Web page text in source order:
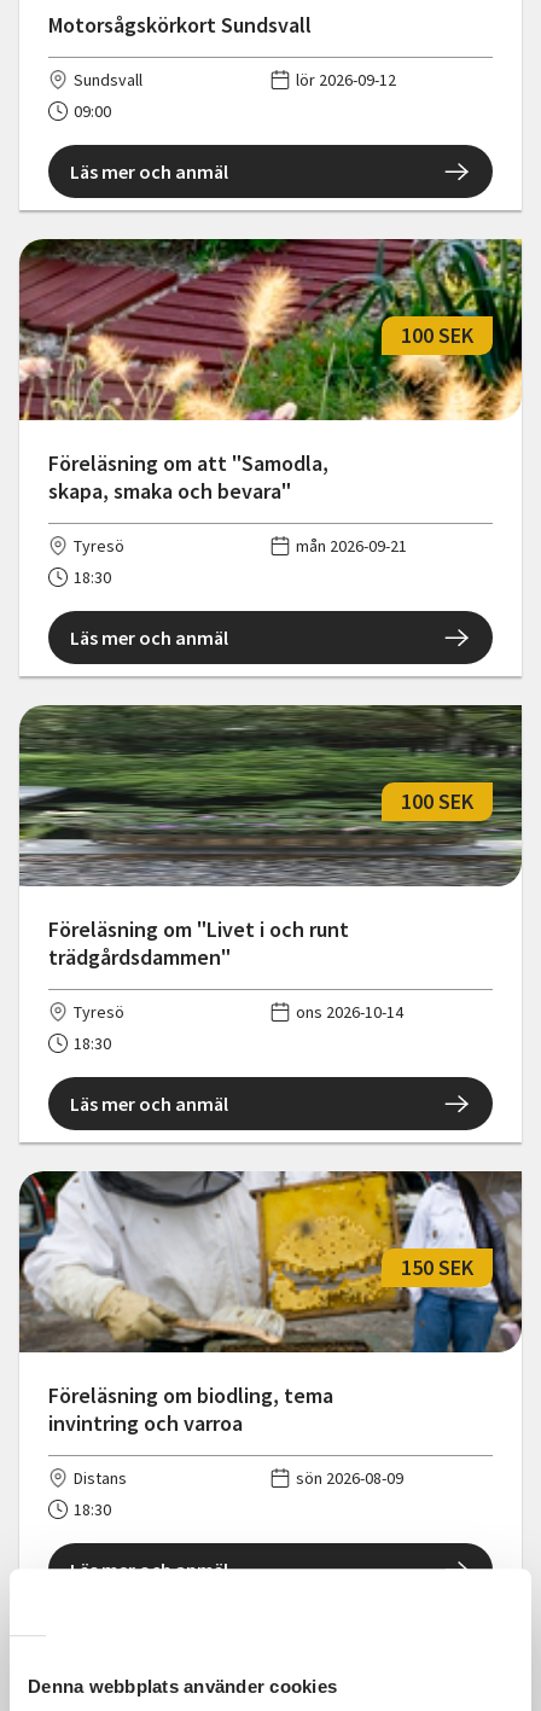
Denna webbplats använder cookies
Motorsågskörkort Sundsvall
Sundsvall
lör 2026-09-12
09:00
Läs mer och anmäl
Föreläsning om att "Samodla,
skapa, smaka och bevara"
100 SEK
Tyresö
mån 2026-09-21
18:30
Läs mer och anmäl
Föreläsning om "Livet i och runt
trädgårdsdammen"
100 SEK
Tyresö
ons 2026-10-14
18:30
Läs mer och anmäl
Föreläsning om biodling, tema
invintring och varroa
150 SEK
Distans
sön 2026-08-09
18:30
Läs mer och anmäl